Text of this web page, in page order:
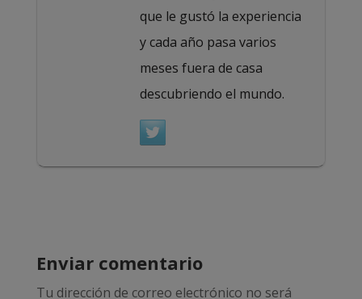
que le gustó la experiencia
y cada año pasa varios
meses fuera de casa
descubriendo el mundo.
Enviar comentario
Tu dirección de correo electrónico no será